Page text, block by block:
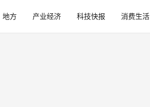
地方 产业经济 科技快报 消费生活